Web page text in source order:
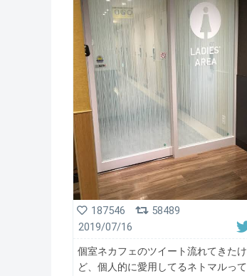
187546
58489
2019/07/16
個室ネカフェのツイート流れてきたけ
ど、個人的に愛用してるネトマルって